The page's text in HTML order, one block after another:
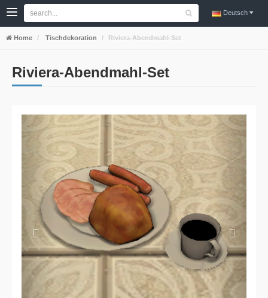
Deutsch
Home Tischdekoration Riviera-Abendmahl-Set
Riviera-Abendmahl-Set